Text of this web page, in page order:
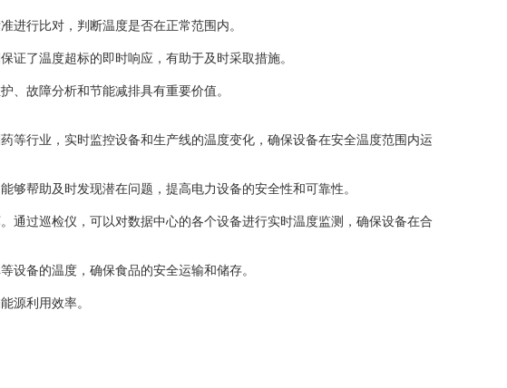
行比对，判断温度是否在正常范围内。
了温度超标的即时响应，有助于及时采取措施。
故障分析和节能减排具有重要价值。
行业，实时监控设备和生产线的温度变化，确保设备在安全温度范围内运
帮助及时发现潜在问题，提高电力设备的安全性和可靠性。
过巡检仪，可以对数据中心的各个设备进行实时温度监测，确保设备在合
备的温度，确保食品的安全运输和储存。
源利用效率。